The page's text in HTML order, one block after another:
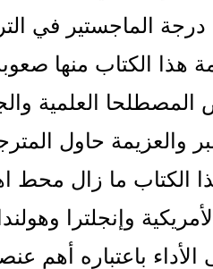
الماجستير في
هذا الكتاب منها
العلمية
والعزيمة حاول
الكتاب ما زال محط
وإنجلترا
الأداء باعتباره أهم